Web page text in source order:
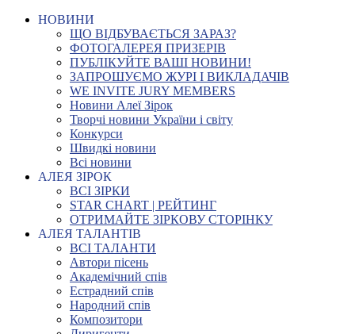
НОВИНИ
ЩО ВІДБУВАЄТЬСЯ ЗАРАЗ?
ФОТОГАЛЕРЕЯ ПРИЗЕРІВ
ПУБЛІКУЙТЕ ВАШІ НОВИНИ!
ЗАПРОШУЄМО ЖУРІ І ВИКЛАДАЧІВ
WE INVITE JURY MEMBERS
Новини Алеї Зірок
Творчі новини України і світу
Конкурси
Швидкі новини
Всі новини
АЛЕЯ ЗІРОК
ВСІ ЗІРКИ
STAR CHART | РЕЙТИНГ
ОТРИМАЙТЕ ЗІРКОВУ СТОРІНКУ
АЛЕЯ ТАЛАНТІВ
ВСІ ТАЛАНТИ
Автори пісень
Академічний спів
Естрадний спів
Народний спів
Композитори